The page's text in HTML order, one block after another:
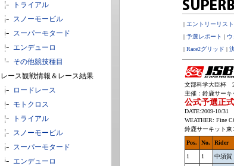
トライアル
スノーモービル
スーパーモタード
エンデューロ
その他競技種目
レース観戦情報＆レース結果
ロードレース
モトクロス
トライアル
スノーモービル
スーパーモタード
エンデューロ
| エントリーリスト
| 予選レポート |
| Race2グリッド |
文部科学大臣杯
主催：鈴鹿サーキ
公式予選正
DATE:2009-10/31
WEATHER: Fine
鈴鹿サーキット東
Pos. No. Rider
1 1 中須賀